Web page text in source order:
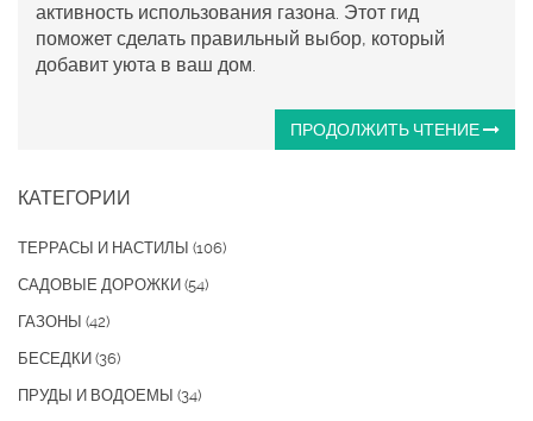
активность использования газона. Этот гид
поможет сделать правильный выбор, который
добавит уюта в ваш дом.
ПРОДОЛЖИТЬ ЧТЕНИЕ
КАТЕГОРИИ
ТЕРРАСЫ И НАСТИЛЫ (106)
САДОВЫЕ ДОРОЖКИ (54)
ГАЗОНЫ (42)
БЕСЕДКИ (36)
ПРУДЫ И ВОДОЕМЫ (34)